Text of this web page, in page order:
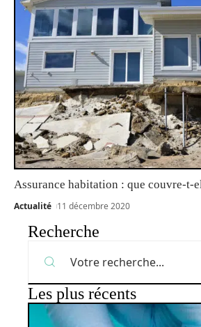
Assurance habitation : que couvre-t-
Actualité 11 décembre 2020
Recherche
Les plus récents